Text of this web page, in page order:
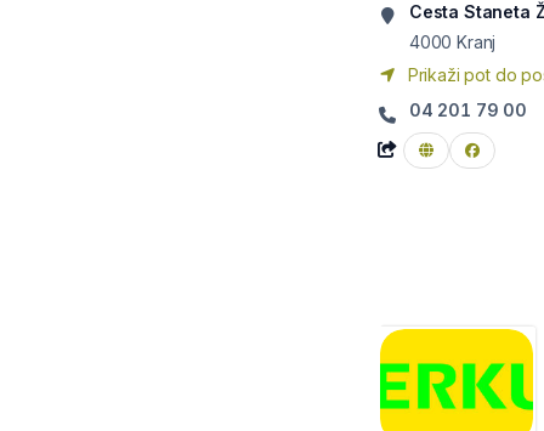
Cesta Staneta
4000 Kranj
Prikaži pot do
04 201 79 00